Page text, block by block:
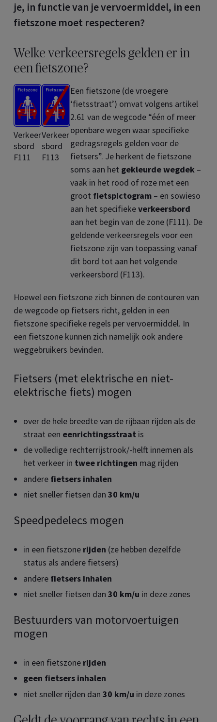
je, in functie van je vervoermiddel, in een
fietszone moet respecteren?
Welke verkeersregels gelden er in
een fietszone?
Verkeer
sbord
F111
Verkeer
sbord
F113
Een fietszone (de vroegere
‘fietsstraat’) omvat volgens artikel
2.61 van de wegcode “één of meer
openbare wegen waar specifieke
gedragsregels gelden voor de
fietsers”. Je herkent de fietszone
soms aan het gekleurde wegdek–
vaak in het rood of roze met een
groot fietspictogram – en sowieso
aan het specifiekeverkeersbord
aan het begin van de zone (F111). De
geldende verkeersregels voor een
fietszone zijn van toepassing vanaf
dit bord tot aan het volgende
verkeersbord (F113).
Hoewel een fietszone zich binnen de contouren van
de wegcode op fietsers richt, gelden in een
fietszone specifieke regels per vervoermiddel. In
een fietszone kunnen zich namelijk ook andere
weggebruikers bevinden.
Fietsers (met elektrische en niet-
elektrische fiets) mogen
over de hele breedte van de rijbaan rijden als de
straat een eenrichtingsstraat is
de volledige rechterrijstrook/-helft innemen als
het verkeer in twee richtingen mag rijden
andere fietsers inhalen
niet sneller fietsen dan30 km/u
Speedpedelecs mogen
in een fietszone rijden (ze hebben dezelfde
status als andere fietsers)
andere fietsers inhalen
niet sneller fietsen dan30 km/u in deze zones
Bestuurders van motorvoertuigen
mogen
in een fietszone rijden
geen fietsers inhalen
niet sneller rijden dan30 km/u in deze zones